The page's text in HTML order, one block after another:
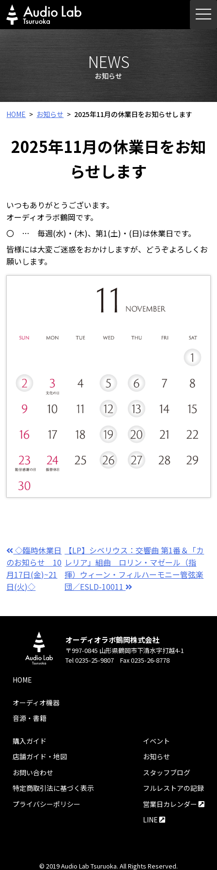
Skip
to
content
NEWS
お知らせ
HOME お知らせ 2025年11月の休業日をお知らせします
2025年11月の休業日をお知
らせします
いつもありがとうございます。
オーディオラボ鶴岡です。
〇 … 毎週(水)・(木)、第1(土)・(日)は休業日です。
皆様には大変ご迷惑をおかけしますが、どうぞよろしくお
願いします。
◇臨時休業日
のお知らせ 10
月17日(金)~21
日(火)◇
【LP】シベリウス：交響曲 第1番＆「カ
レリア」組曲 ロリン・マゼール（指
揮）ウィーン・フィルハーモニー管弦楽
団／ESLD-10011
オーディオラボ鶴岡株式会社
〒997-0845 山形県鶴岡市下清水字打越4-1
Tel 0235-25-9807 Fax 0235-26-8778
HOME
オーディオ機器
音源・書籍
購入ガイド
店舗ガイド・地図
お問い合わせ
特定商取引法に基づく表示
プライバシーポリシー
イベント
お知らせ
スタッフブログ
フルレストアの記録
営業日カレンダー
LINE
© 2019 Audio Lab Tsuruoka. All Rights Reserved.